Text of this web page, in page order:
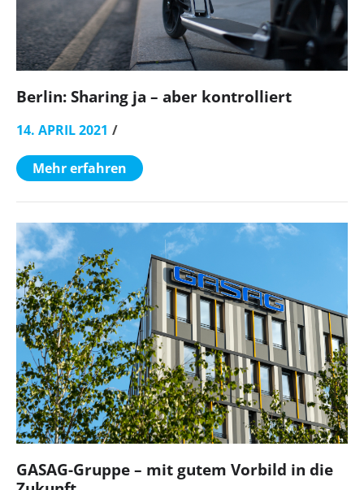
Berlin: Sharing ja – aber kontrolliert
14. APRIL 2021
Mehr erfahren
GASAG-Gruppe – mit gutem Vorbild in die